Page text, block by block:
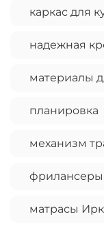
каркас для
надежная
материалы
планировка
механизм
фрилансеры
матрасы